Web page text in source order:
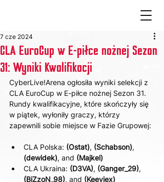
CLA EuroCup w E-piłce nożnej Sezon
31: Wyniki Kwalifikacji
7 cze 2024
CyberLive!Arena ogłosiła wyniki selekcji z
CLA EuroCup w E-piłce nożnej Sezon 31.
Rundy kwalifikacyjne, które skończyły się
w piątek, wyłoniły graczy, którzy
zapewnili sobie miejsce w Fazie Grupowej:
CLA Polska: (Ostat), (Schabson),
(dewidek), and (Majkel)
CLA Ukraina: (D3VA), (Ganger_29),
(BiZzoN_98), and (Keeviex)